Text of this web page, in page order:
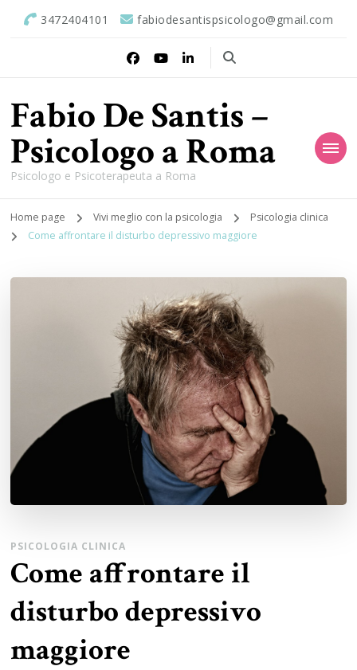
3472404101 fabiodesantispsicologo@gmail.com
Fabio De Santis –
Psicologo a Roma
Psicologo e Psicoterapeuta a Roma
Home page Vivi meglio con la psicologia
Psicologia clinica
Come affrontare il disturbo depressivo maggiore
PSICOLOGIA CLINICA
Come affrontare il
disturbo depressivo
maggiore